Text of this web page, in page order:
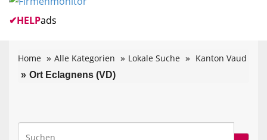
✔HELPads
Home Alle Kategorien Lokale Suche Kanton Vaud
Ort Eclagnens (VD)